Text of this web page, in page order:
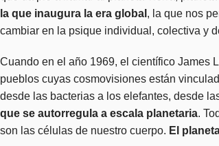
la que inaugura la era global , la que nos
cambiar en la psique individual, colectiva y
Cuando en el año 1969, el científico James
pueblos cuyas cosmovisiones están
desde las bacterias a los elefantes, desde
que se autorregula a escala planetaria.
son las células de nuestro cuerpo. El